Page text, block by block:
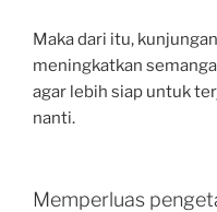
Maka dari itu,
meningkatkan
agar lebih siap untuk
nanti.
Memperluas